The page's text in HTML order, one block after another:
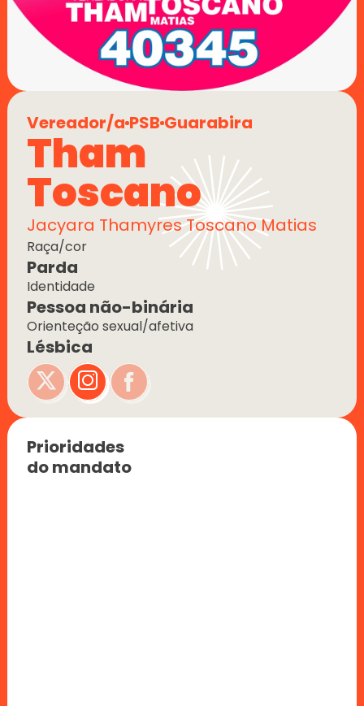
Vereador/a PSB Guarabira
Tham
Toscano
Jacyara Thamyres Toscano Matias
Parda
Raça/cor
Pessoa não-binária
Identidade
Lésbica
Orienteção sexual/afetiva
Prioridades
do mandato